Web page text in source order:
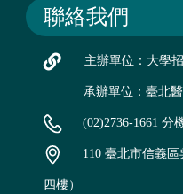
聯絡我們
主辦單位：大學
承辦單位：臺北
(02)2736-1661 分
110 臺北市信義
四樓）